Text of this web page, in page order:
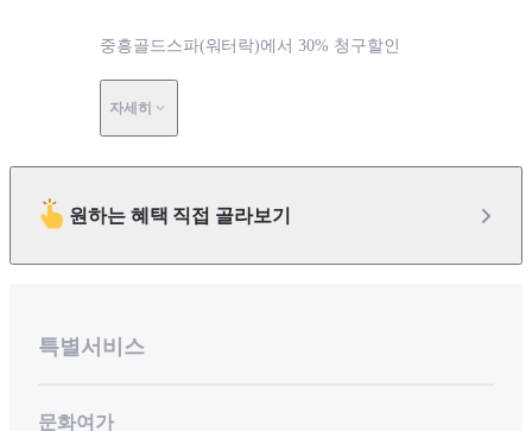
중흥골드스파(워터락)에서 30% 청구할인
자세히
원하는 혜택 직접 골라보기
특별서비스
문화여가